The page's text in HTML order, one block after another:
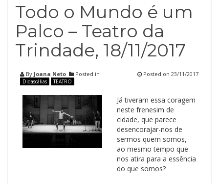
Todo o Mundo é um
Palco – Teatro da
Trindade, 18/11/2017
By Joana Neto Posted in
Didascálias TEATRO
Posted on 23/11/2017
Já tiveram essa coragem
neste frenesim de
cidade, que parece
desencorajar-nos de
sermos quem somos,
ao mesmo tempo que
nos atira para a essência
do que somos?